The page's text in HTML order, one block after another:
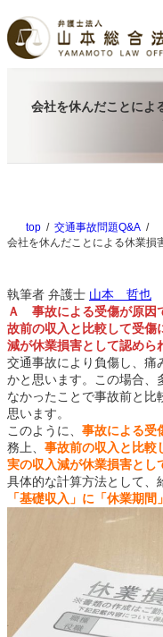
容
を
会社を休んだことによ
top
交通事故問題Q&A
会社を休んだことによる休業損
執筆者 弁護士 山本 哲也
Ａ 事故による受傷が原因
故前の収入と比較して受傷
減が休業損害として認めら
交通事故により負傷し、痛
かと思います。この場合、
なかったことで事故前と比
思います。
このように、 事故による受
務上、 事故前の収入と比較
実の収入減が休業損害とし
具体的な計算方法として、
「基礎収入」に「休業期